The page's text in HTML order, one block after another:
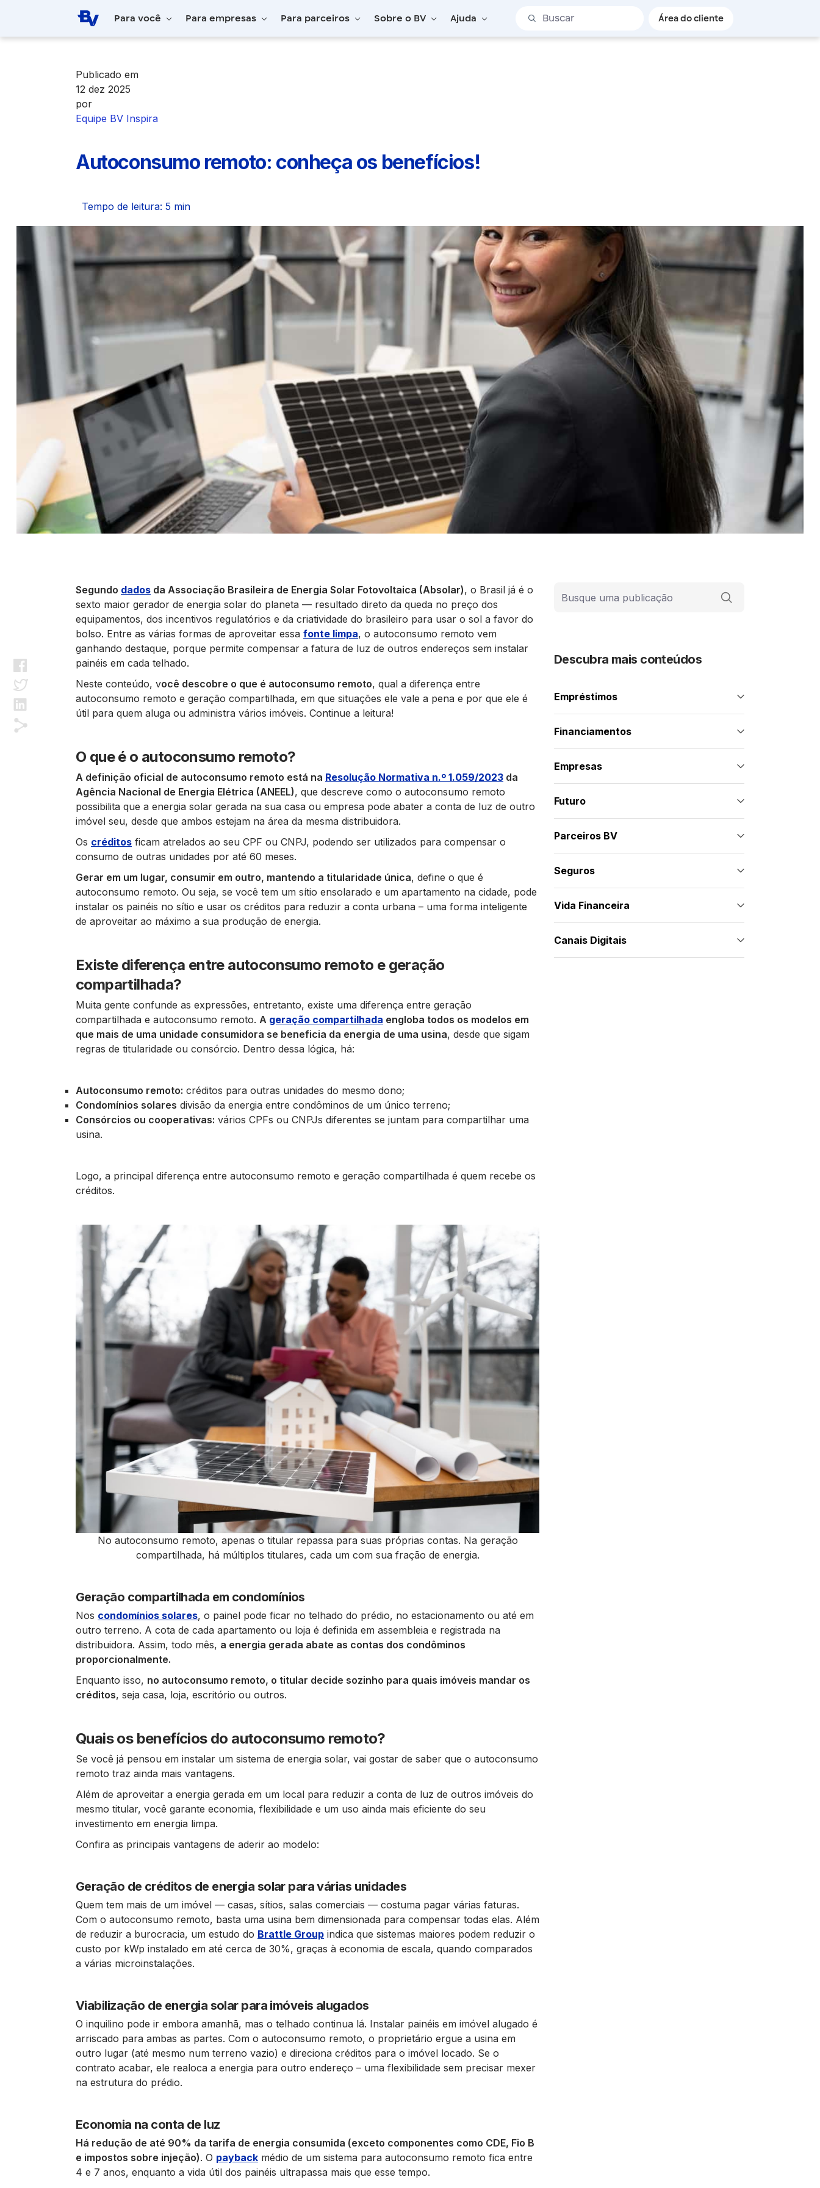
Pular para o Conteúdo principal
Para você Para empresas Para parceiros Sobre o BV Ajuda
Barra de busca
Área do cliente
Publicado em
12 dez 2025
por
Equipe BV Inspira
Autoconsumo remoto: conheça os benefícios!
Tempo de leitura: 5 min
Segundo dados da Associação Brasileira de Energia Solar Fotovoltaica (Absolar), o Brasil já é o
sexto maior gerador de energia solar do planeta — resultado direto da queda no preço dos
equipamentos, dos incentivos regulatórios e da criatividade do brasileiro para usar o sol a favor do
bolso. Entre as várias formas de aproveitar essa fonte limpa, o autoconsumo remoto vem
ganhando destaque, porque permite compensar a fatura de luz de outros endereços sem instalar
painéis em cada telhado.
Neste conteúdo, você descobre o que é autoconsumo remoto, qual a diferença entre
autoconsumo remoto e geração compartilhada, em que situações ele vale a pena e por que ele é
útil para quem aluga ou administra vários imóveis. Continue a leitura!
O que é o autoconsumo remoto?
A definição oficial de autoconsumo remoto está na Resolução Normativa n.º 1.059/2023 da
Agência Nacional de Energia Elétrica (ANEEL), que descreve como o autoconsumo remoto
possibilita que a energia solar gerada na sua casa ou empresa pode abater a conta de luz de outro
imóvel seu, desde que ambos estejam na área da mesma distribuidora.
Os créditos ficam atrelados ao seu CPF ou CNPJ, podendo ser utilizados para compensar o
consumo de outras unidades por até 60 meses.
Gerar em um lugar, consumir em outro, mantendo a titularidade única, define o que é
autoconsumo remoto. Ou seja, se você tem um sítio ensolarado e um apartamento na cidade, pode
instalar os painéis no sítio e usar os créditos para reduzir a conta urbana – uma forma inteligente
de aproveitar ao máximo a sua produção de energia.
Existe diferença entre autoconsumo remoto e geração
compartilhada?
Muita gente confunde as expressões, entretanto, existe uma diferença entre geração
compartilhada e autoconsumo remoto. A geração compartilhada engloba todos os modelos em
que mais de uma unidade consumidora se beneficia da energia de uma usina, desde que sigam
regras de titularidade ou consórcio. Dentro dessa lógica, há:
Autoconsumo remoto: créditos para outras unidades do mesmo dono;
Condomínios solares divisão da energia entre condôminos de um único terreno;
Consórcios ou cooperativas: vários CPFs ou CNPJs diferentes se juntam para compartilhar uma
usina.
Logo, a principal diferença entre autoconsumo remoto e geração compartilhada é quem recebe os
créditos.
No autoconsumo remoto, apenas o titular repassa para suas próprias contas. Na geração
compartilhada, há múltiplos titulares, cada um com sua fração de energia.
Geração compartilhada em condomínios
Nos condomínios solares, o painel pode ficar no telhado do prédio, no estacionamento ou até em
outro terreno. A cota de cada apartamento ou loja é definida em assembleia e registrada na
distribuidora. Assim, todo mês, a energia gerada abate as contas dos condôminos
proporcionalmente.
Enquanto isso, no autoconsumo remoto, o titular decide sozinho para quais imóveis mandar os
créditos, seja casa, loja, escritório ou outros.
Quais os benefícios do autoconsumo remoto?
Se você já pensou em instalar um sistema de energia solar, vai gostar de saber que o autoconsumo
remoto traz ainda mais vantagens.
Além de aproveitar a energia gerada em um local para reduzir a conta de luz de outros imóveis do
mesmo titular, você garante economia, flexibilidade e um uso ainda mais eficiente do seu
investimento em energia limpa.
Confira as principais vantagens de aderir ao modelo:
Geração de créditos de energia solar para várias unidades
Quem tem mais de um imóvel — casas, sítios, salas comerciais — costuma pagar várias faturas.
Com o autoconsumo remoto, basta uma usina bem dimensionada para compensar todas elas. Além
de reduzir a burocracia, um estudo do Brattle Group indica que sistemas maiores podem reduzir o
custo por kWp instalado em até cerca de 30%, graças à economia de escala, quando comparados
a várias microinstalações.
Viabilização de energia solar para imóveis alugados
O inquilino pode ir embora amanhã, mas o telhado continua lá. Instalar painéis em imóvel alugado é
arriscado para ambas as partes. Com o autoconsumo remoto, o proprietário ergue a usina em
outro lugar (até mesmo num terreno vazio) e direciona créditos para o imóvel locado. Se o
contrato acabar, ele realoca a energia para outro endereço – uma flexibilidade sem precisar mexer
na estrutura do prédio.
Economia na conta de luz
Há redução de até 90% da tarifa de energia consumida (exceto componentes como CDE, Fio B
e impostos sobre injeção). O payback médio de um sistema para autoconsumo remoto fica entre
4 e 7 anos, enquanto a vida útil dos painéis ultrapassa mais que esse tempo.
Descubra mais conteúdos
Empréstimos
Financiamentos
Empresas
Futuro
Parceiros BV
Seguros
Vida Financeira
Canais Digitais